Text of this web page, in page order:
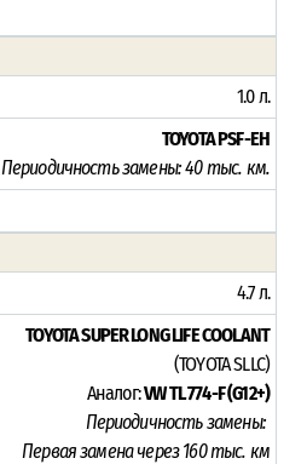
1.0 л.
TOYOTA PSF-EH
Периодичность замены: 40 тыс. км.
4.7 л.
TOYOTA SUPER LONG LIFE COOLANT
(TOYOTA SLLC)
Аналог:VW TL 774-F (G12+)
Периодичность замены:
Первая замена через 160 тыс. км